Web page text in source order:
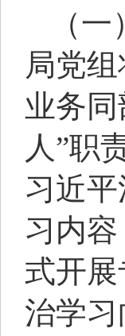
（
局党
业务
人”职
习近
习内
式开
治学